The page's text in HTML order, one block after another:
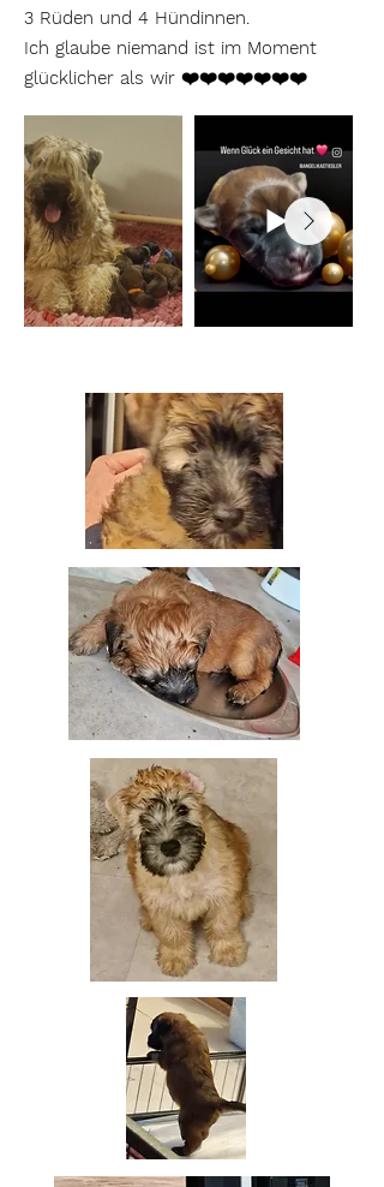
3 Rüden und 4 Hündinnen.
Ich glaube niemand ist im Moment
glücklicher als wir ❤️❤️❤️❤️❤️❤️❤️